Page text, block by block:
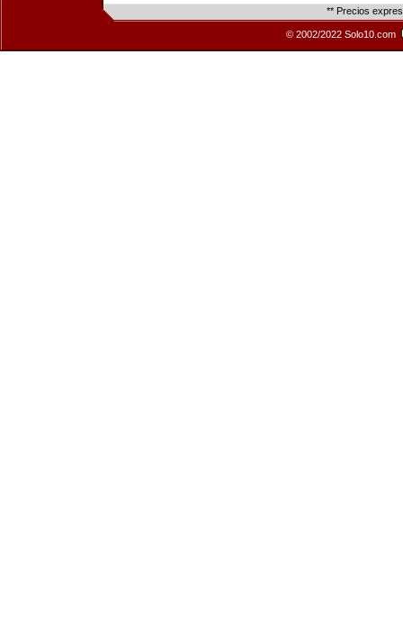
** Precios
© 2002/2022 Solo10.com